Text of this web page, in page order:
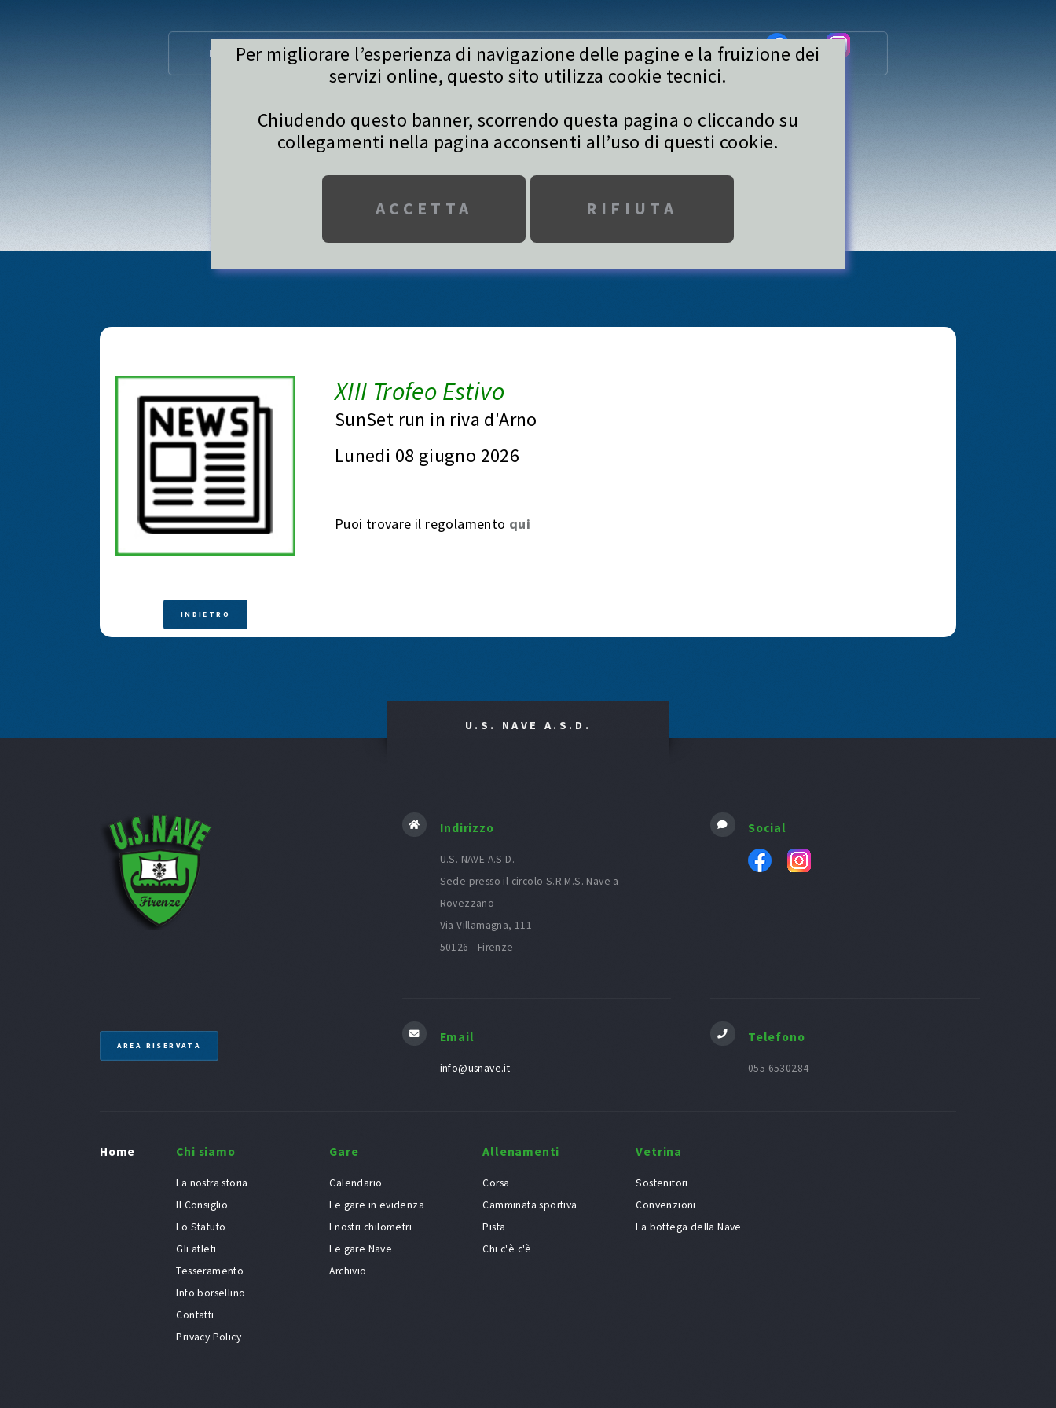
Per migliorare l’esperienza di navigazione delle pagine e la fruizione dei
servizi online, questo sito utilizza cookie tecnici.
Chiudendo questo banner, scorrendo questa pagina o cliccando su
collegamenti nella pagina acconsenti all’uso di questi cookie.
HOME CHI SIAMO GARE ALLENAMENTI VETRINA AREA RISERVATA
NOTIZIA
INDIETRO
XIII Trofeo Estivo
SunSet run in riva d'Arno
Lunedi 08 giugno 2026
Puoi trovare il regolamento qui
U.S. NAVE A.S.D.
AREA RISERVATA
Indirizzo
U.S. NAVE A.S.D.
Sede presso il circolo S.R.M.S. Nave a
Rovezzano
Via Villamagna, 111
50126 - Firenze
Social
Email
info@usnave.it
Telefono
055 6530284
Home Chi siamo
La nostra storia
Il Consiglio
Lo Statuto
Gli atleti
Tesseramento
Info borsellino
Contatti
Privacy Policy
Gare
Calendario
Le gare in evidenza
I nostri chilometri
Le gare Nave
Archivio
Allenamenti
Corsa
Camminata sportiva
Pista
Chi c'è c'è
Vetrina
Sostenitori
Convenzioni
La bottega della Nave